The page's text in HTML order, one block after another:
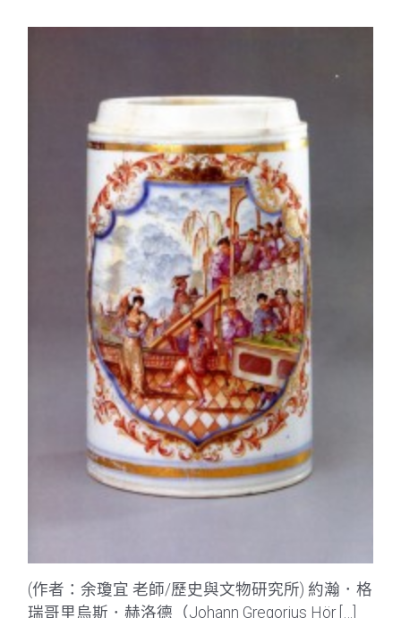
(作者：余瓊宜 老師/歷史與文物研究所) 約瀚．格
瑞哥里烏斯．赫洛德（Johann Gregorius Hör […]